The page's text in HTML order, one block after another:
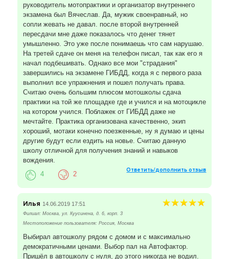
руководитель мотопрактики и организатор внутреннего
экзамена был Вячеслав. Да, мужик своенравный, но
сопли жевать не давал. после второй внутренней
пересдачи мне даже показалось что денег тянет
умышленно. Это уже после понимаешь что сам нарушаю.
На третей сдаче он меня на телефон писал, так как его я
начал подбешивать. Однако все мои "страдания"
завершились на экзамене ГИБДД, когда я с первого раза
выполнил все упражнения и пошел получать права.
Считаю очень большим плюсом мотошколы сдача
практики на той же площадке где и учился и на мотоцикле
на котором учился. Поблажек от ГИБДД даже не
мечтайте. Практика организована качественно, экип
хороший, мотаки конечно поезженные, ну я думаю и цены
другие будут если ездить на новье. Считаю данную
школу отличной для получения знаний и навыков
вождения.
Ответить/дополнить отзыв
4 2
Илья 14.06.2019 17:51
Филиал: Москва, ул. Куусинена, д. 6, корп. 3
Местоположение пользователя: Россия, Москва
Выбирал автошколу рядом с домом и с максимально
демократичными ценами. Выбор пал на Автофактор.
Пришёл в автошколу с нуля, до этого никогда не водил.